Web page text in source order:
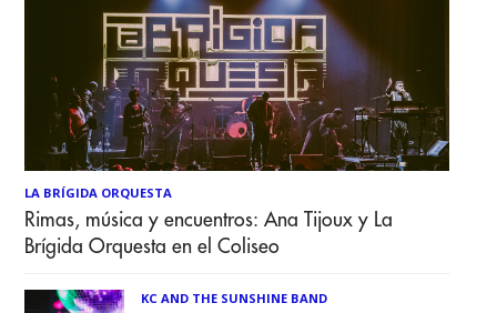
LA BRÍGIDA ORQUESTA
Rimas, música y encuentros: Ana Tijoux y La
Brígida Orquesta en el Coliseo
KC AND THE SUNSHINE BAND